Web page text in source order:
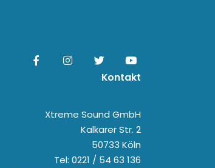
Kontakt
Xtreme Sound GmbH
Kalkarer Str. 2
50733 Köln
Tel: 0221 / 54 63 136